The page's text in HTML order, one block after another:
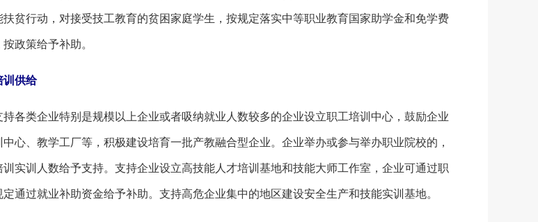
贫行动，对接受技工教育的贫困家庭学生，按规定落实中等职业教育国家助学金和免学费
政策给予补助。
供给
类企业特别是规模以上企业或者吸纳就业人数较多的企业设立职工培训中心，鼓励企业
心、教学工厂等，积极建设培育一批产教融合型企业。企业举办或参与举办职业院校的，
实训人数给予支持。支持企业设立高技能人才培训基地和技能大师工作室，企业可通过职
通过就业补助资金给予补助。支持高危企业集中的地区建设安全生产和技能实训基地。